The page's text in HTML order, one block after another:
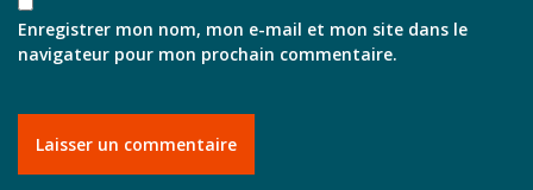
Enregistrer mon nom, mon e-mail et mon site dans le
navigateur pour mon prochain commentaire.